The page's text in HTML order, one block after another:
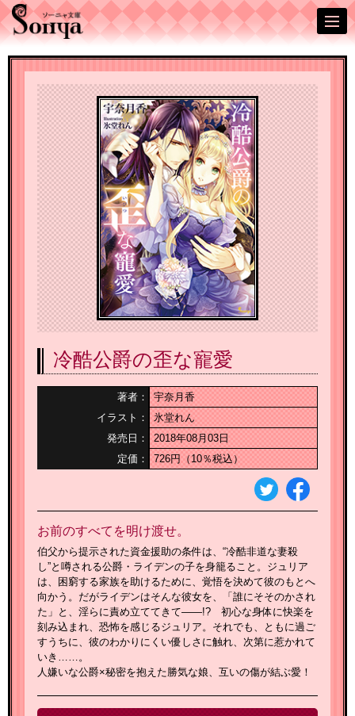
冷酷公爵の歪な寵愛
著者：
宇奈月香
イラスト：
氷堂れん
発売日：
2018年08月03日
定価：
726円（10％税込）
お前のすべてを明け渡せ。
伯父から提示された資金援助の条件は、“冷酷非道な妻殺
し”と噂される公爵・ライデンの子を身籠ること。ジュリア
は、困窮する家族を助けるために、覚悟を決めて彼のもとへ
向かう。だがライデンはそんな彼女を、「誰にそそのかされ
た」と、淫らに責め立ててきて――!? 初心な身体に快楽を
刻み込まれ、恐怖を感じるジュリア。それでも、ともに過ご
すうちに、彼のわかりにくい優しさに触れ、次第に惹かれて
いき……。
人嫌いな公爵×秘密を抱えた勝気な娘、互いの傷が結ぶ愛！